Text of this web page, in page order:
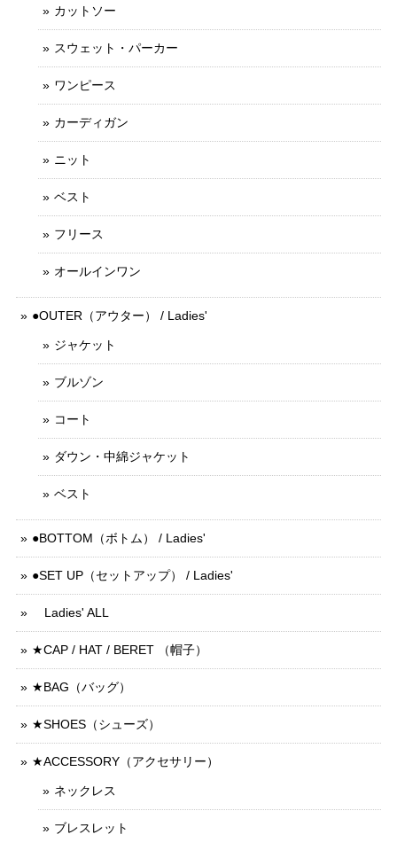
カットソー
スウェット・パーカー
ワンピース
カーディガン
ニット
ベスト
フリース
オールインワン
●OUTER（アウター） / Ladies'
ジャケット
ブルゾン
コート
ダウン・中綿ジャケット
ベスト
●BOTTOM（ボトム） / Ladies'
●SET UP（セットアップ） / Ladies'
Ladies' ALL
★CAP / HAT / BERET （帽子）
★BAG（バッグ）
★SHOES（シューズ）
★ACCESSORY（アクセサリー）
ネックレス
ブレスレット